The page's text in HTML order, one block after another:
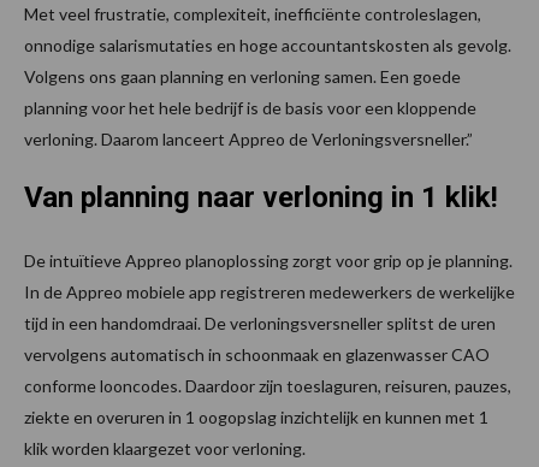
Met veel frustratie, complexiteit, inefficiënte controleslagen,
onnodige salarismutaties en hoge accountantskosten als gevolg.
Volgens ons gaan planning en verloning samen. Een goede
planning voor het hele bedrijf is de basis voor een kloppende
verloning. Daarom lanceert Appreo de Verloningsversneller.”
Van planning naar verloning in 1 klik!
De intuïtieve Appreo planoplossing zorgt voor grip op je planning.
In de Appreo mobiele app registreren medewerkers de werkelijke
tijd in een handomdraai. De verloningsversneller splitst de uren
vervolgens automatisch in schoonmaak en glazenwasser CAO
conforme looncodes. Daardoor zijn toeslaguren, reisuren, pauzes,
ziekte en overuren in 1 oogopslag inzichtelijk en kunnen met 1
klik worden klaargezet voor verloning.